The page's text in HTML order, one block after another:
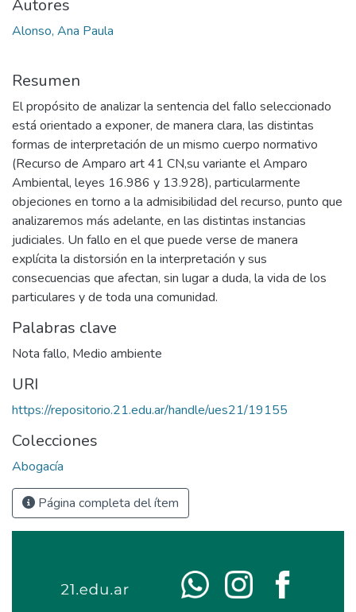
Autores
Alonso, Ana Paula
Resumen
El propósito de analizar la sentencia del fallo seleccionado
está orientado a exponer, de manera clara, las distintas
formas de interpretación de un mismo cuerpo normativo
(Recurso de Amparo art 41 CN,su variante el Amparo
Ambiental, leyes 16.986 y 13.928), particularmente
objeciones en torno a la admisibilidad del recurso, punto que
analizaremos más adelante, en las distintas instancias
judiciales. Un fallo en el que puede verse de manera
explícita la distorsión en la interpretación y sus
consecuencias que afectan, sin lugar a duda, la vida de los
particulares y de toda una comunidad.
Palabras clave
Nota fallo, Medio ambiente
URI
https://repositorio.21.edu.ar/handle/ues21/19155
Colecciones
Abogacía
Página completa del ítem